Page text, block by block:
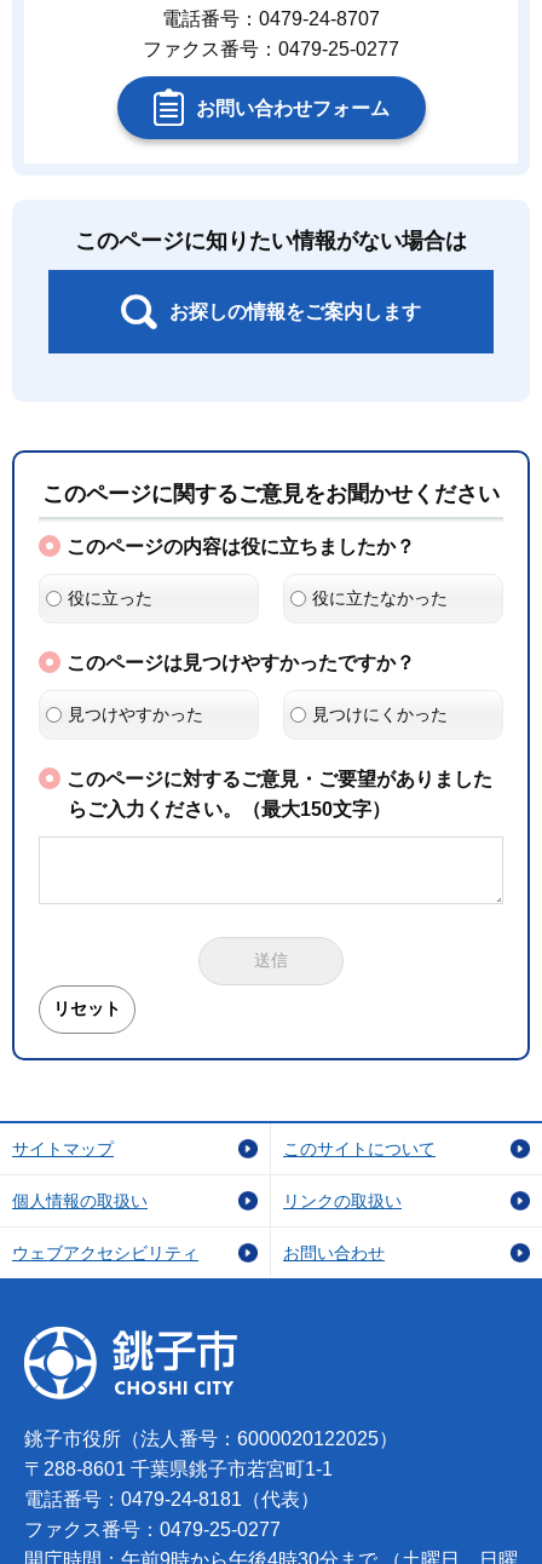
電話番号：0479-24-8707
ファクス番号：0479-25-0277
お問い合わせフォーム
このページに知りたい情報がない場合は
お探しの情報をご案内します
このページに関するご意見をお聞かせください
このページの内容は役に立ちましたか？
役に立った 役に立たなかった
このページは見つけやすかったですか？
見つけやすかった 見つけにくかった
このページに対するご意見・ご要望がありました
らご入力ください。（最大150文字）
サイトマップ このサイトについて
個人情報の取扱い リンクの取扱い
ウェブアクセシビリティ お問い合わせ
銚子市役所（法人番号：6000020122025）
〒288-8601 千葉県銚子市若宮町1-1
電話番号：0479-24-8181（代表）
ファクス番号：0479-25-0277
開庁時間：午前9時から午後4時30分まで （土曜日、日曜